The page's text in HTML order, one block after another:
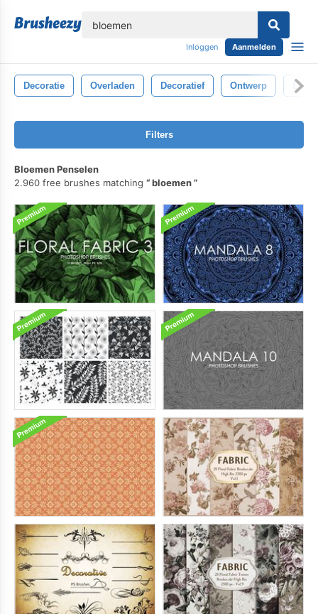
Inloggen Aanmelden
Decoratie Overladen Decoratief Ontwerp
Filters
Bloemen Penselen
2.960 free brushes matching
bloemen